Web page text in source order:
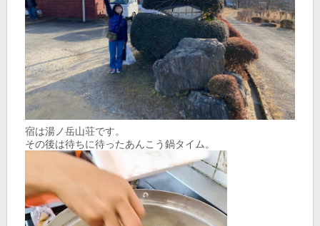
宿は湯ノ岳山荘です。
その後は待ちに待ったあんこう鍋タイム。